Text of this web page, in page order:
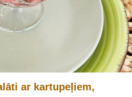
ar kartupeļiem,